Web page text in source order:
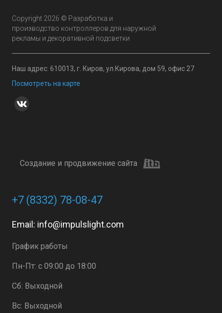
Copyright 2026 © Разработка и
производство контроллеров для наружной
рекламы и декоративной подсветки
Наш адрес: 610013, г. Киров, ул.Кирова, дом 59, офис 27
Посмотреть на карте
Создание и продвижение сайта
+7 (8332) 78-08-47
Email: info@impulslight.com
График работы
Пн-Пт: с 09:00 до 18:00
Сб: Выходной
Вс: Выходной